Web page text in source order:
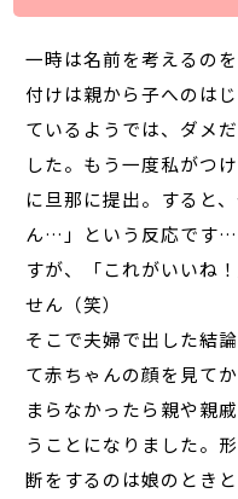
一時は名前を考えるの
付けは親から子へのは
ているようでは、ダメ
した。もう一度私がつ
に旦那に提出。すると
ん…」という反応です…
すが、「これがいいね
せん（笑）
そこで夫婦で出した結
て赤ちゃんの顔を見て
まらなかったら親や親
うことになりました。
断をするのは娘のときと